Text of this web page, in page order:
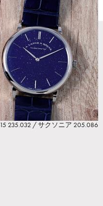
235.032 / サクソニア 205.086